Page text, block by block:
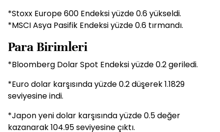
*Stoxx Europe 600 Endeksi yüzde 0.6 yükseldi.
*MSCI Asya Pasifik Endeksi yüzde 0.6 tırmandı.
Para Birimleri
*Bloomberg Dolar Spot Endeksi yüzde 0.2 geriledi.
*Euro dolar karşısında yüzde 0.2 düşerek 1.1829
seviyesine indi.
*Japon yeni dolar karşısında yüzde 0.5 değer
kazanarak 104.95 seviyesine çıktı.